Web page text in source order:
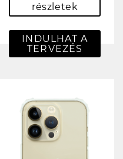
részletek
INDULHAT A
TERVEZÉS